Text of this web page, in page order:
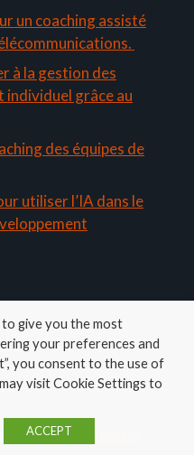
un coaching assisté
à la gestion des
grâce au
des équipes de
utiliser l’IA dans le
avecGeneratePress
give you the most
your preferences and
you consent to the use of
visit Cookie Settings to
ACCEPT